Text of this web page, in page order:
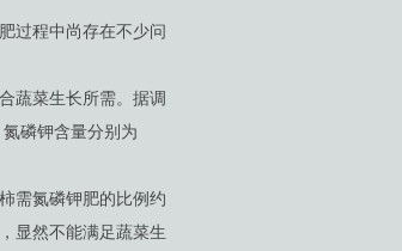
过程中尚存在不少问
蔬菜生长所需。据调
磷钾含量分别为
需氮磷钾肥的比例约
显然不能满足蔬菜生